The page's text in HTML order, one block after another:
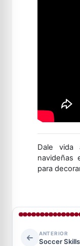
Dale vida
navideñas
para
ANTERIOR
Soccer Skills